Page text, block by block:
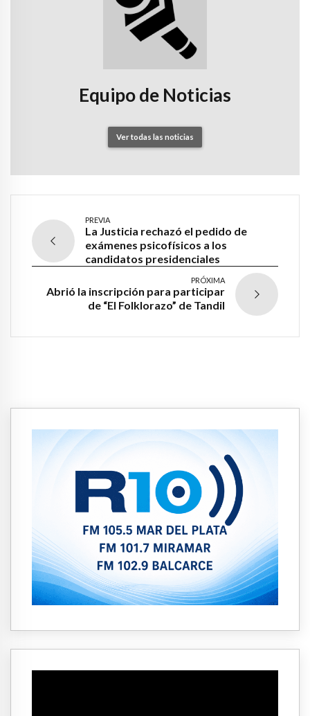
Equipo de Noticias
Ver todas las noticias
PREVIA
La Justicia rechazó el pedido de
exámenes psicofísicos a los
candidatos presidenciales
PRÓXIMA
Abrió la inscripción para participar
de “El Folklorazo” de Tandil